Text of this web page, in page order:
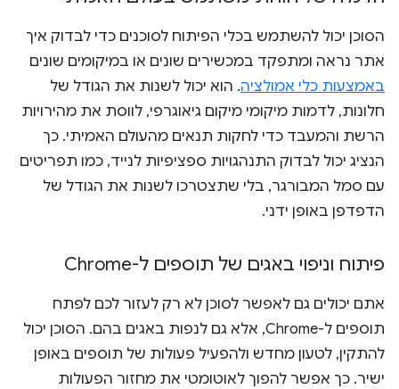
הסוכן יכול להשתמש בכלי הפיתוח לסוכנים כדי לבדוק איך
אתר נראה ומתפקד במכשירים שונים או במיקומים שונים
באמצעות כלי אמולציה. הוא יכול לשנות את הגודל של
חלונות, לדמות מיקומי מיקום גיאוגרפי, לווסת את מהירויות
הרשת והמעבד כדי לחקות תנאים מהעולם האמיתי. כך
הנציג יכול לבדוק התנהגויות ספציפיות לנייד, כמו תפריטים
עם סמל המבורגר, בלי שתצטרכו לשנות את הגודל של
הדפדפן באופן ידני.
פיתוח וניפוי באגים של תוספים ל-Chrome
אתם יכולים גם לאפשר לסוכן לא רק לעזור לכם לפתח
תוספים ל-Chrome, אלא גם לנפות באגים בהם. הסוכן יכול
להתקין, לטעון מחדש ולהפעיל פעולות של תוספים באופן
ישיר. כך אפשר להפוך לאוטומטי את מחזור הפעולות